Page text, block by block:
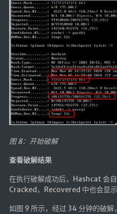
图 8：开始破解
查看破解结果
在执行破解成功后，Hashcat 会
Cracked，Recovered 中也会显示
如图 9 所示，经过 34 分钟的破解